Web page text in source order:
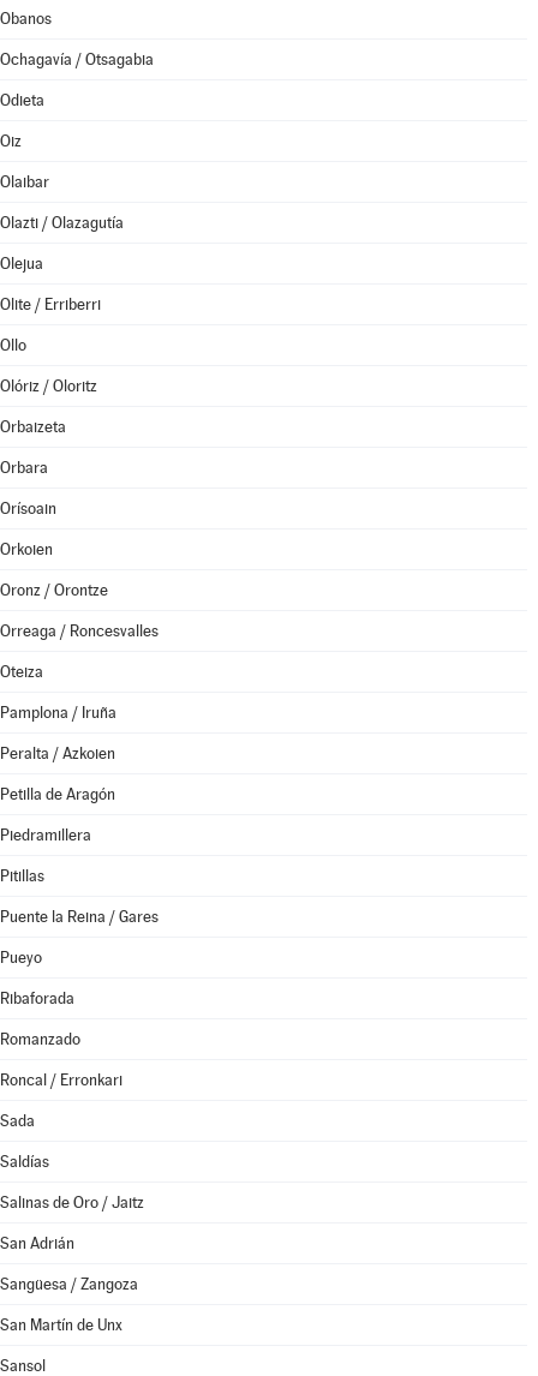
Obanos
Ochagavía / Otsagabia
Odieta
Oiz
Olaibar
Olazti / Olazagutía
Olejua
Olite / Erriberri
Ollo
Olóriz / Oloritz
Orbaizeta
Orbara
Orísoain
Orkoien
Oronz / Orontze
Orreaga / Roncesvalles
Oteiza
Pamplona / Iruña
Peralta / Azkoien
Petilla de Aragón
Piedramillera
Pitillas
Puente la Reina / Gares
Pueyo
Ribaforada
Romanzado
Roncal / Erronkari
Sada
Saldías
Salinas de Oro / Jaitz
San Adrián
Sangüesa / Zangoza
San Martín de Unx
Sansol